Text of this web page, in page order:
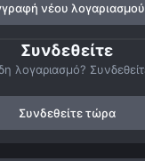
νέου λογαριασμού
Συνδεθείτε
λογαριασμό?
Συνδεθείτε τώρα